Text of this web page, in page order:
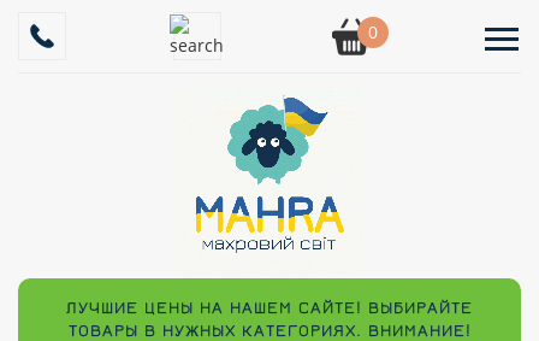
0
ЛУЧШИЕ ЦЕНЫ НА НАШЕМ САЙТЕ! ВЫБИРАЙТЕ
ТОВАРЫ В НУЖНЫХ КАТЕГОРИЯХ. ВНИМАНИЕ!